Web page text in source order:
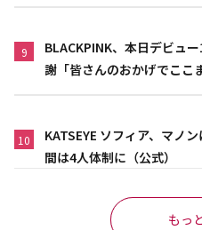
9
BLACKPINK、本日デビュ
謝「皆さんのおかげでここ
10
KATSEYE ソフィア、マノ
間は4人体制に（公式）
もっ